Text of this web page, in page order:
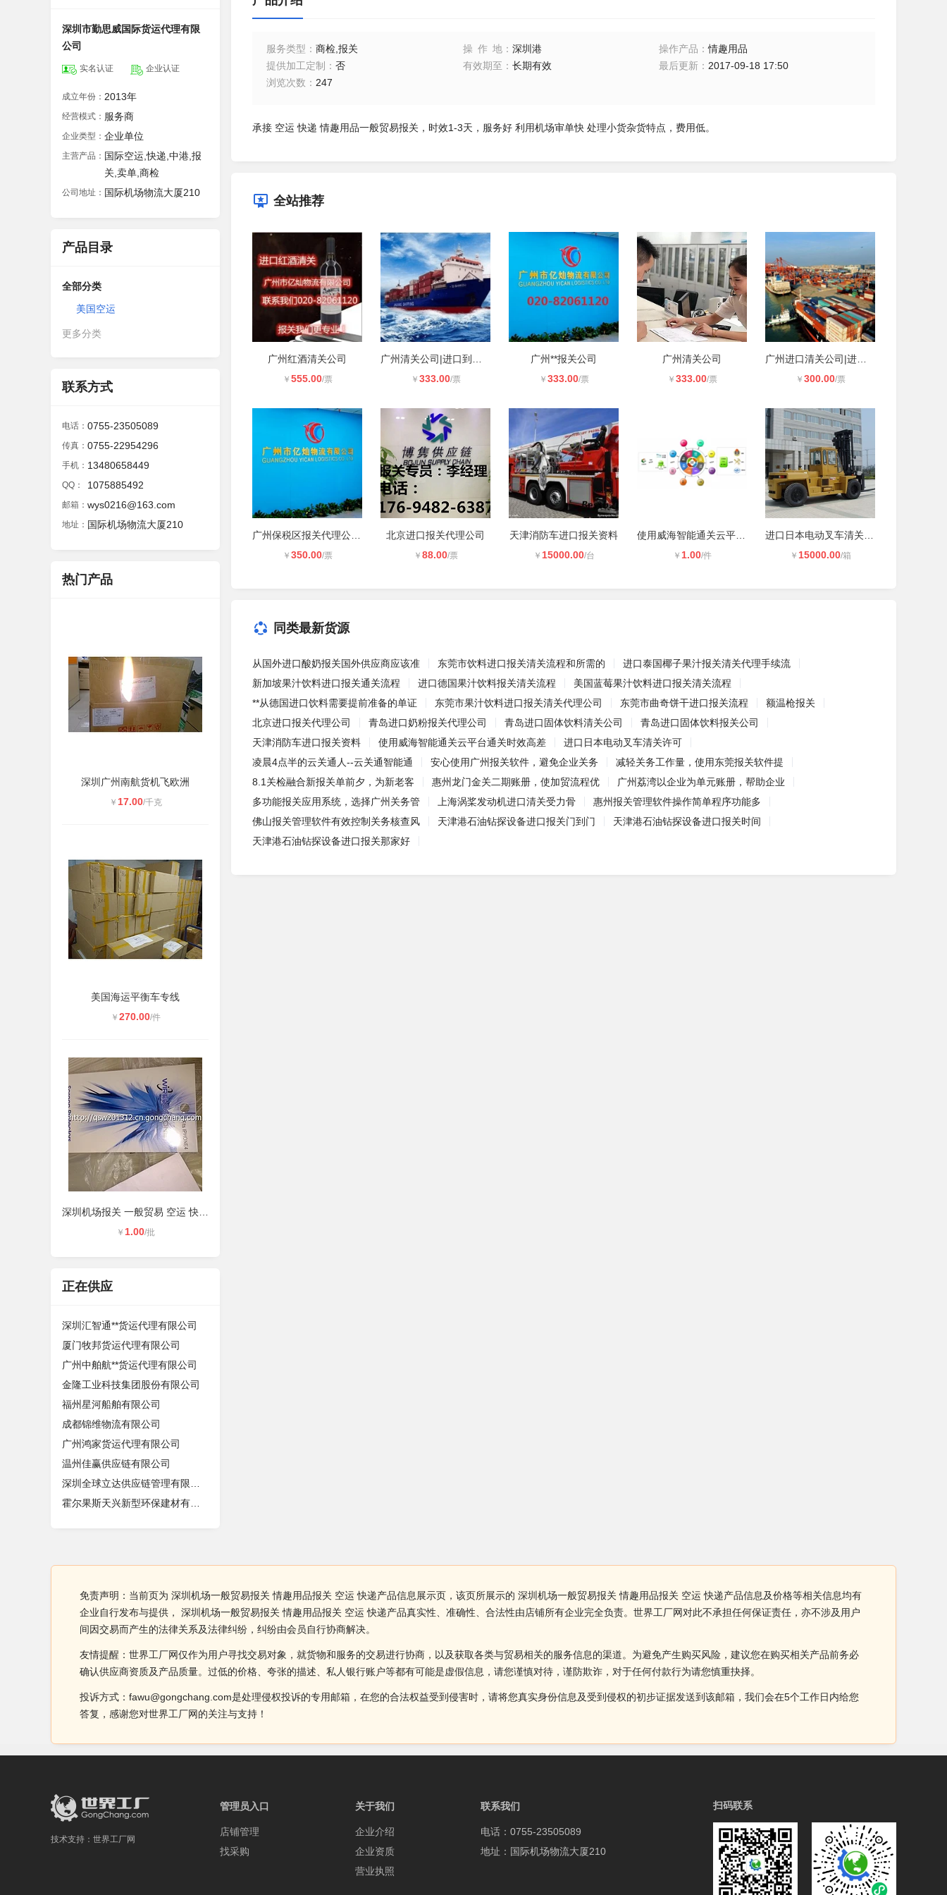
深圳市勤思威国际货运代理有限
公司
实名认证 企业认证
成立年份： 2013年
经营模式： 服务商
企业类型： 企业单位
主营产品： 国际空运,快递,中港,报
关,卖单,商检
公司地址： 国际机场物流大厦210
产品目录
全部分类
美国空运
更多分类
联系方式
电话： 0755-23505089
传真： 0755-22954296
手机： 13480658449
QQ： 1075885492
邮箱： wys0216@163.com
地址： 国际机场物流大厦210
热门产品
深圳广州南航货机飞欧洲
￥ 17.00/千克
美国海运平衡车专线
￥ 270.00/件
￥ 1.00/批
正在供应
深圳汇智通**货运代理有限公司
厦门牧邦货运代理有限公司
广州中舶航**货运代理有限公司
金隆工业科技集团股份有限公司
福州星河船舶有限公司
成都锦维物流有限公司
广州鸿家货运代理有限公司
温州佳赢供应链有限公司
服务类型 ： 商检,报关 操作地： 深圳港 操作产品 ：情趣用品
提供加工定制
： 否 有效期至 ： 长期有效 最后更新 ： 2017-09-18 17:50
浏览次数 ： 247
承接 空运 快递 情趣用品一般贸易报关，时效1-3天，服务好 利用机场审单快 处理小货杂货特点，费用低。
全站推荐
广州红酒清关公司
￥ 555.00/票 ￥ 333.00/票
广州**报关公司
￥ 333.00/票
广州清关公司
￥ 333.00/票 ￥ 300.00/票
￥ 350.00/票
北京进口报关代理公司
￥ 88.00/票
天津消防车进口报关资料
￥ 15000.00/台 ￥ 1.00/件 ￥ 15000.00/箱
同类最新货源
从国外进口酸奶报关国外供应商应该准 东莞市饮料进口报关清关流程和所需的
进口泰国椰子果汁报关清关代理手续流
新加坡果汁饮料进口报关通关流程
进口德国果汁饮料报关清关流程
美国蓝莓果汁饮料进口报关清关流程
**从德国进口饮料需要提前准备的单证
东莞市果汁饮料进口报关清关代理公司 东莞市曲奇饼干进口报关流程
额温枪报关
北京进口报关代理公司
青岛进口奶粉报关代理公司 青岛进口固体饮料清关公司
青岛进口固体饮料报关公司
天津消防车进口报关资料
使用威海智能通关云平台通关时效高差
进口日本电动叉车清关许可
凌晨4点半的云关通人--云关通智能通
安心使用广州报关软件，避免企业关务
减轻关务工作量，使用东莞报关软件提
8.1关检融合新报关单前夕，为新老客
惠州龙门金关二期账册，使加贸流程优
广州荔湾以企业为单元账册，帮助企业
多功能报关应用系统，选择广州关务管
上海涡桨发动机进口清关受力骨
惠州报关管理软件操作简单程序功能多
佛山报关管理软件有效控制关务核查风
天津港石油钻探设备进口报关门到门
天津港石油钻探设备进口报关时间
天津港石油钻探设备进口报关那家好
免责声明：当前页为 深圳机场一般贸易报关 情趣用品报关 空运 快递产品信息展示页，该页所展示的 深圳机场一般贸易报关 情趣用品报关 空运 快递产品信息及价格等相关信息均有
企业自行发布与提供， 深圳机场一般贸易报关 情趣用品报关 空运 快递产品真实性、准确性、合法性由店铺所有企业完全负责。世界工厂网对此不承担任何保证责任，亦不涉及用户
间因交易而产生的法律关系及法律纠纷，纠纷由会员自行协商解决。
友情提醒：世界工厂网仅作为用户寻找交易对象，就货物和服务的交易进行协商，以及获取各类与贸易相关的服务信息的渠道。为避免产生购买风险，建议您在购买相关产品前务必
确认供应商资质及产品质量。过低的价格、夸张的描述、私人银行账户等都有可能是虚假信息，请您谨慎对待，谨防欺诈，对于任何付款行为请您慎重抉择。
投诉方式：fawu@gongchang.com是处理侵权投诉的专用邮箱，在您的合法权益受到侵害时，请将您真实身份信息及受到侵权的初步证据发送到该邮箱，我们会在5个工作日内给您
答复，感谢您对世界工厂网的关注与支持！
技术支持： 世界工厂网
管理员入口
店铺管理
找采购
关于我们
企业介绍
企业资质
营业执照
联系我们
电话：0755-23505089
地址：国际机场物流大厦210
扫码联系